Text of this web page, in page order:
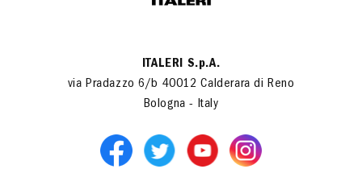
ITALERI S.p.A.
via Pradazzo 6/b 40012 Calderara di Reno
Bologna - Italy